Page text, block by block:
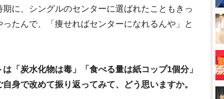
に、シングルのセンターに選ばれたこともきっ
たんで、「痩せればセンターになれるんや」と
「炭水化物は毒」「食べる量は紙コップ1個分」
身で改めて振り返ってみて、どう思いますか。